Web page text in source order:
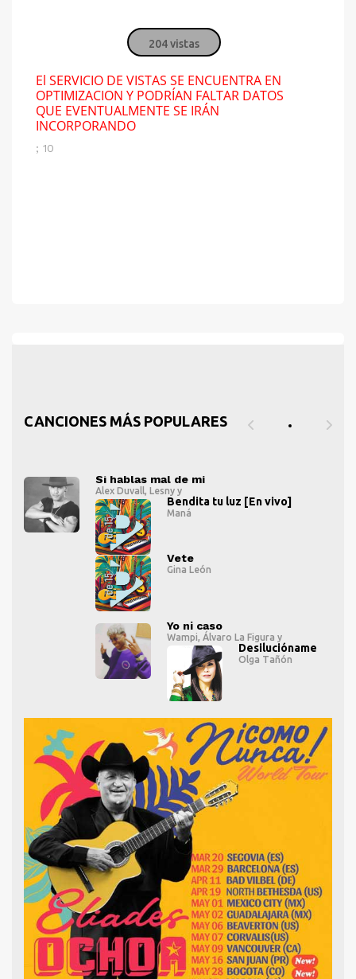
204 vistas
El SERVICIO DE VISTAS SE ENCUENTRA EN
OPTIMIZACION Y PODRÍAN FALTAR DATOS
QUE EVENTUALMENTE SE IRÁN
INCORPORANDO
; 10
CANCIONES MÁS POPULARES
Si hablas mal de mí
Alex Duvall, Lesny y
" alt="">
Bendita tu luz [En vivo]
Maná
Vete
Gina León
Yo ni caso
Wampi, Álvaro La Figura y
Desilucióname
Olga Tañón